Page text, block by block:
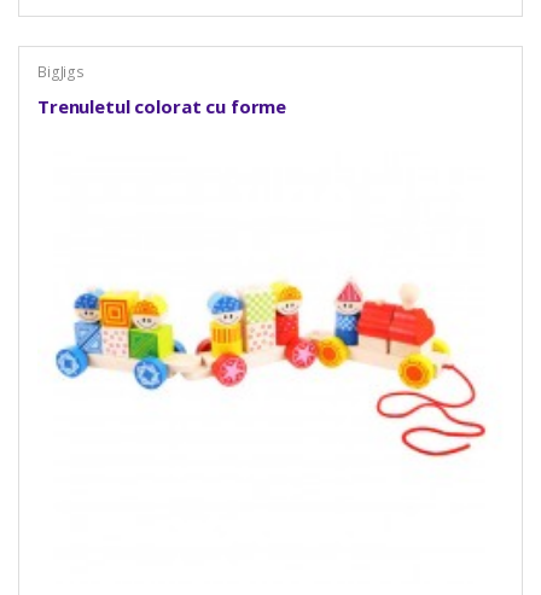
BigJigs
Trenuletul colorat cu forme